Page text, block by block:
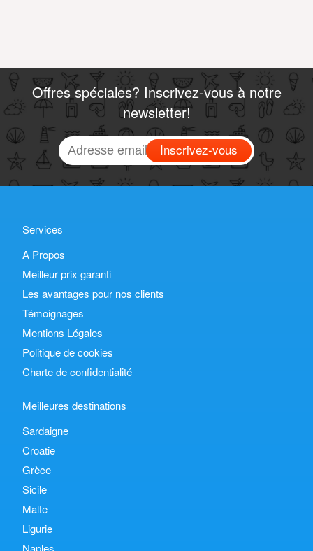
Offres spéciales? Inscrivez-vous à notre
newsletter!
Inscrivez-vous
Services
A Propos
Meilleur prix garanti
Les avantages pour nos clients
Témoignages
Mentions Légales
Politique de cookies
Charte de confidentialité
Meilleures destinations
Sardaigne
Croatie
Grèce
Sicile
Malte
Ligurie
Naples